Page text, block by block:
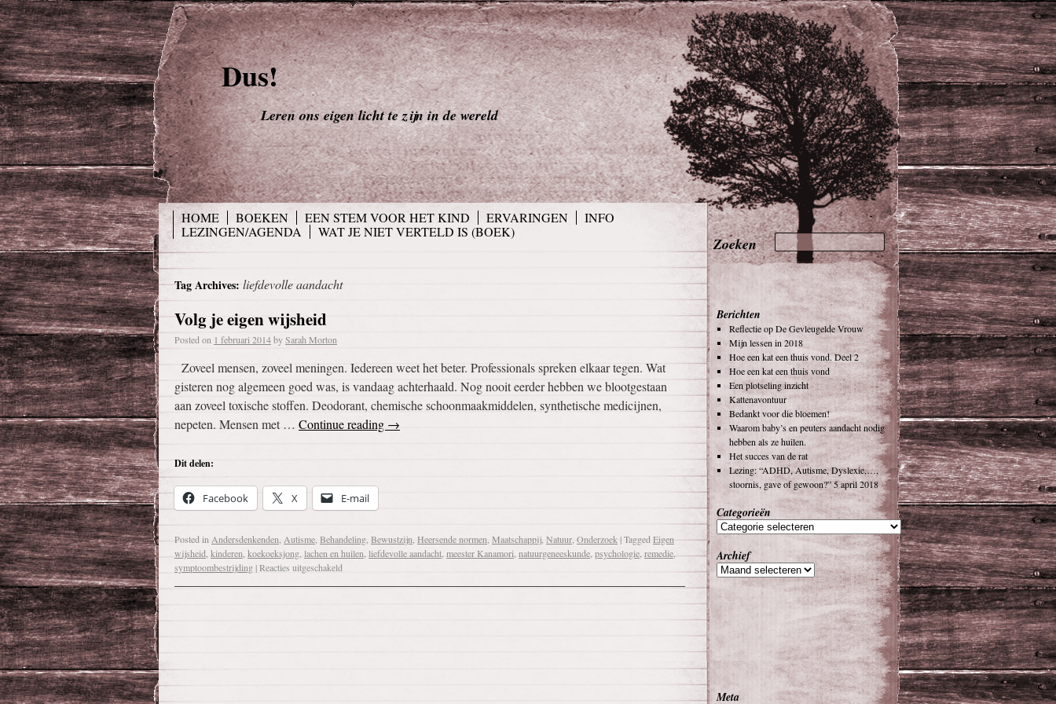
Dus!
Leren ons eigen licht te zijn in de wereld
HOME BOEKEN EEN STEM VOOR HET KIND ERVARINGEN
INFO
LEZINGEN/AGENDA
WAT JE NIET VERTELD IS (BOEK)
Tag Archives: liefdevolle aandacht
Volg je eigen wijsheid
Posted on 1 februari 2014bySarah Morton
Zoveel mensen, zoveel meningen. Iedereen weet het beter. Professionals spreken elkaar tegen. Wat
gisteren nog algemeen goed was, is vandaag achterhaald. Nog nooit eerder hebben we blootgestaan
aan zoveel toxische stoffen. Deodorant, chemische schoonmaakmiddelen, synthetische medicijnen,
nepeten. Mensen met … Continue reading →
Dit delen:
Facebook X E-mail
Posted in Andersdenkenden Autisme Behandeling Bewustzijn Heersende normen Maatschappij Natuur Onderzoek |Tagged Eigen
wijsheid kinderen koekoeksjong lachen en huilen liefdevolle aandacht meester Kanamori natuurgeneeskunde psychologie remedie,
symptoombestrijding |Reacties uitgeschakeld
Berichten
Reflectie op De Gevleugelde Vrouw
Mijn lessen in 2018
Hoe een kat een thuis vond. Deel 2
Hoe een kat een thuis vond
Een plotseling inzicht
Kattenavontuur
Bedankt voor die bloemen!
Waarom baby’s en peuters aandacht nodig
hebben als ze huilen.
Het succes van de rat
Lezing: “ADHD, Autisme, Dyslexie,…,
stoornis, gave of gewoon?” 5 april 2018
Categorieën
Archief
Meta